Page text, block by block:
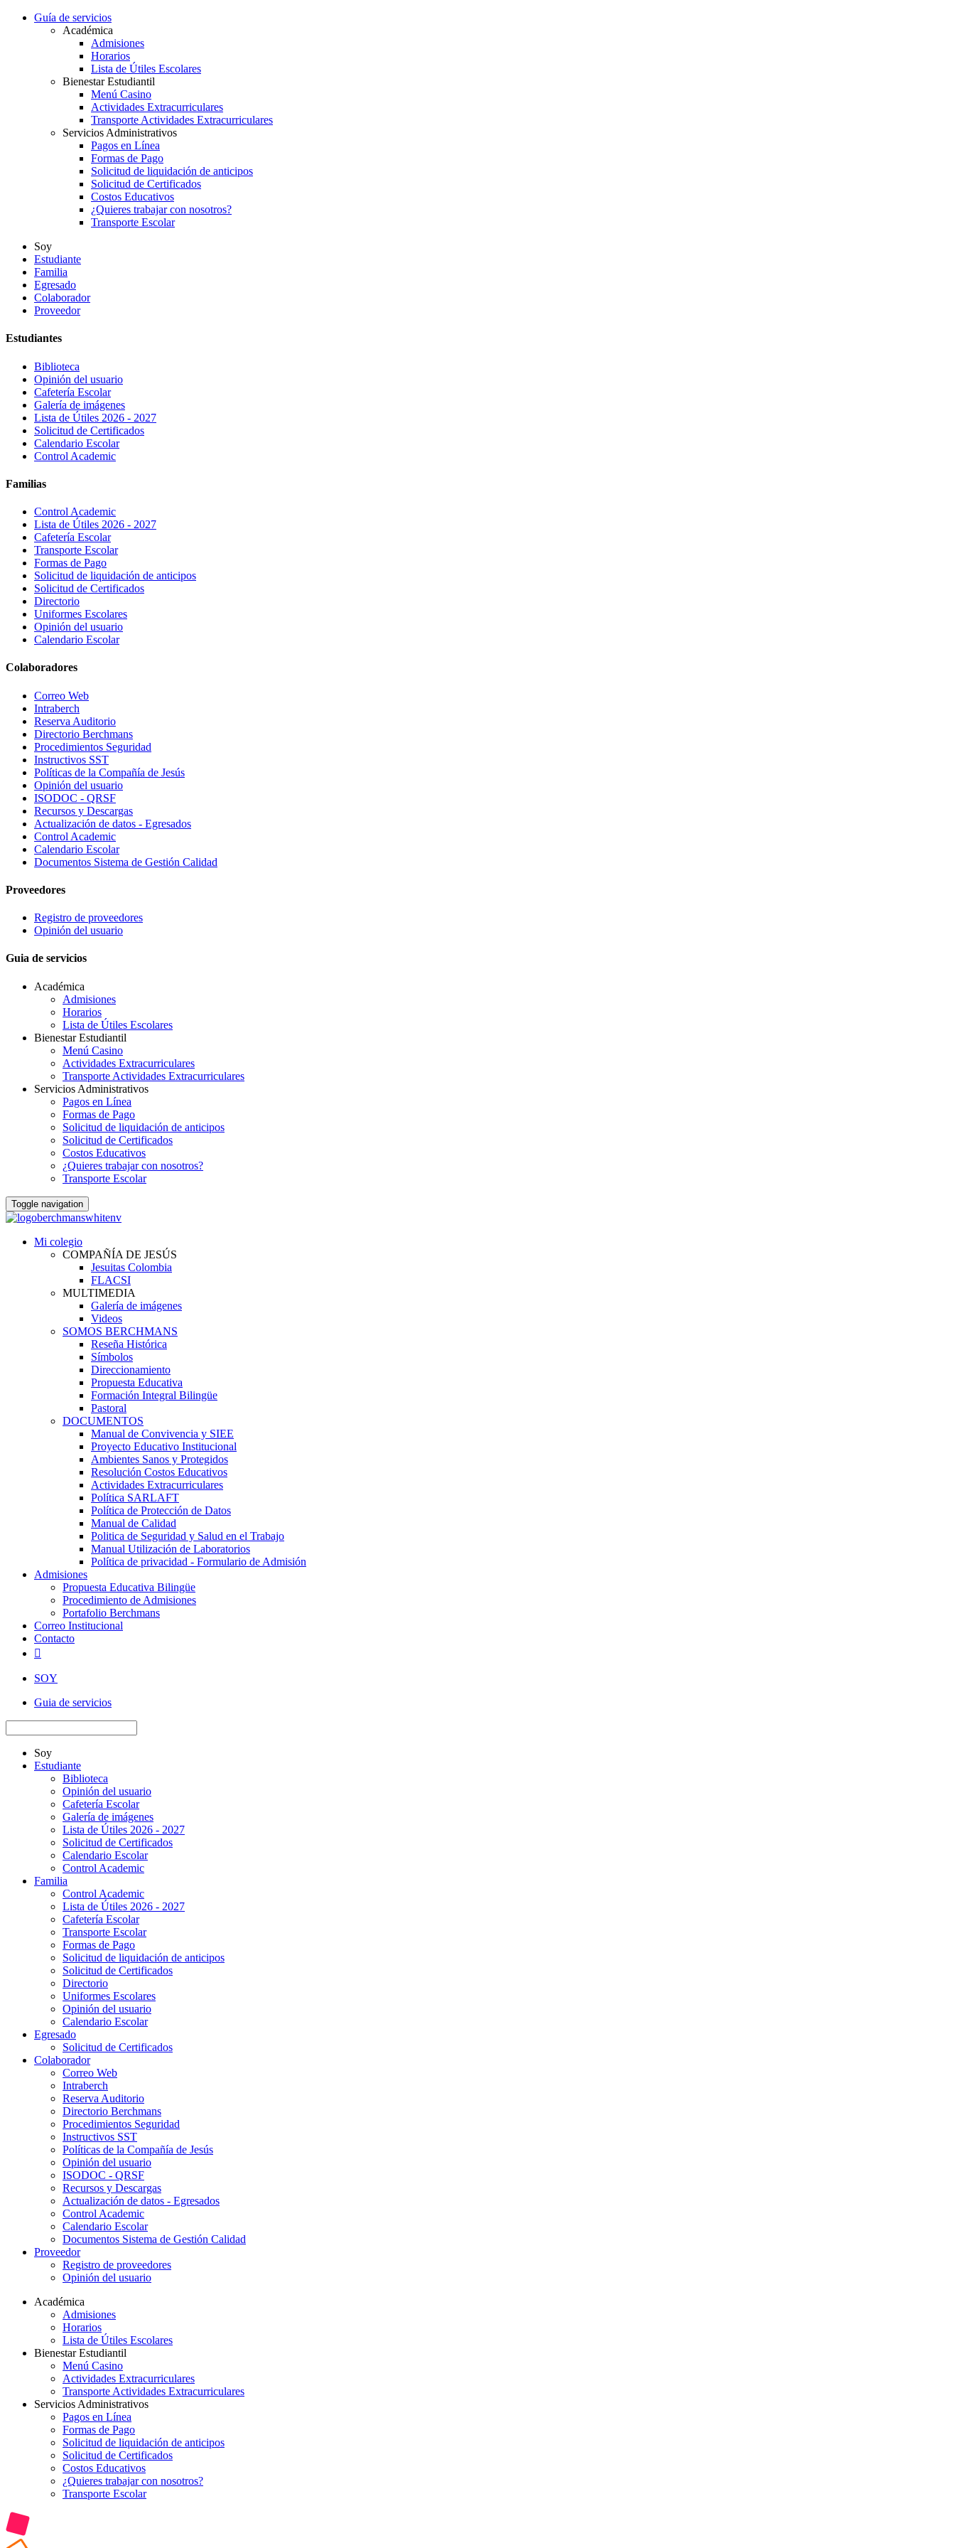
Guía de servicios
Académica
Admisiones
Horarios
Lista de Útiles Escolares
Bienestar Estudiantil
Menú Casino
Actividades Extracurriculares
Transporte Actividades Extracurriculares
Servicios Administrativos
Pagos en Línea
Formas de Pago
Solicitud de liquidación de anticipos
Solicitud de Certificados
Costos Educativos
¿Quieres trabajar con nosotros?
Transporte Escolar
Soy
Estudiante
Familia
Egresado
Colaborador
Proveedor
Estudiantes
Biblioteca
Opinión del usuario
Cafetería Escolar
Galería de imágenes
Lista de Útiles 2026 - 2027
Solicitud de Certificados
Calendario Escolar
Control Academic
Familias
Control Academic
Lista de Útiles 2026 - 2027
Cafetería Escolar
Transporte Escolar
Formas de Pago
Solicitud de liquidación de anticipos
Solicitud de Certificados
Directorio
Uniformes Escolares
Opinión del usuario
Calendario Escolar
Colaboradores
Correo Web
Intraberch
Reserva Auditorio
Directorio Berchmans
Procedimientos Seguridad
Instructivos SST
Políticas de la Compañía de Jesús
Opinión del usuario
ISODOC - QRSF
Recursos y Descargas
Actualización de datos - Egresados
Control Academic
Calendario Escolar
Documentos Sistema de Gestión Calidad
Proveedores
Registro de proveedores
Opinión del usuario
Guia de servicios
Académica
Admisiones
Horarios
Lista de Útiles Escolares
Bienestar Estudiantil
Menú Casino
Actividades Extracurriculares
Transporte Actividades Extracurriculares
Servicios Administrativos
Pagos en Línea
Formas de Pago
Solicitud de liquidación de anticipos
Solicitud de Certificados
Costos Educativos
¿Quieres trabajar con nosotros?
Transporte Escolar
Toggle navigation
Mi colegio
COMPAÑÍA DE JESÚS
Jesuitas Colombia
FLACSI
MULTIMEDIA
Galería de imágenes
Videos
SOMOS BERCHMANS
Reseña Histórica
Símbolos
Direccionamiento
Propuesta Educativa
Formación Integral Bilingüe
Pastoral
DOCUMENTOS
Manual de Convivencia y SIEE
Proyecto Educativo Institucional
Ambientes Sanos y Protegidos
Resolución Costos Educativos
Actividades Extracurriculares
Política SARLAFT
Política de Protección de Datos
Manual de Calidad
Politica de Seguridad y Salud en el Trabajo
Manual Utilización de Laboratorios
Política de privacidad - Formulario de Admisión
Admisiones
Propuesta Educativa Bilingüe
Procedimiento de Admisiones
Portafolio Berchmans
Correo Institucional
Contacto

SOY
Guia de servicios
Soy
Estudiante
Biblioteca
Opinión del usuario
Cafetería Escolar
Galería de imágenes
Lista de Útiles 2026 - 2027
Solicitud de Certificados
Calendario Escolar
Control Academic
Familia
Control Academic
Lista de Útiles 2026 - 2027
Cafetería Escolar
Transporte Escolar
Formas de Pago
Solicitud de liquidación de anticipos
Solicitud de Certificados
Directorio
Uniformes Escolares
Opinión del usuario
Calendario Escolar
Egresado
Solicitud de Certificados
Colaborador
Correo Web
Intraberch
Reserva Auditorio
Directorio Berchmans
Procedimientos Seguridad
Instructivos SST
Políticas de la Compañía de Jesús
Opinión del usuario
ISODOC - QRSF
Recursos y Descargas
Actualización de datos - Egresados
Control Academic
Calendario Escolar
Documentos Sistema de Gestión Calidad
Proveedor
Registro de proveedores
Opinión del usuario
Académica
Admisiones
Horarios
Lista de Útiles Escolares
Bienestar Estudiantil
Menú Casino
Actividades Extracurriculares
Transporte Actividades Extracurriculares
Servicios Administrativos
Pagos en Línea
Formas de Pago
Solicitud de liquidación de anticipos
Solicitud de Certificados
Costos Educativos
¿Quieres trabajar con nosotros?
Transporte Escolar